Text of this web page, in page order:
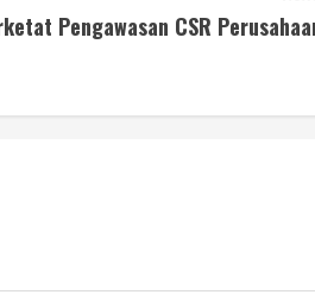
Pengawasan CSR